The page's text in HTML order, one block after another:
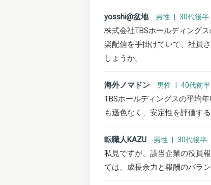
yosshi@盆地 男性 | 30代後半
株式会社TBSホールディング
楽配信を手掛けていて、社員
しょうか。
海外ノマドン 男性 | 40代前半
TBSホールディングスの平均
も遜色なく、安定性を評価す
転職人KAZU 男性 | 30代後半
私見ですが、該当企業の役員
ては、成長余力と報酬のバラン